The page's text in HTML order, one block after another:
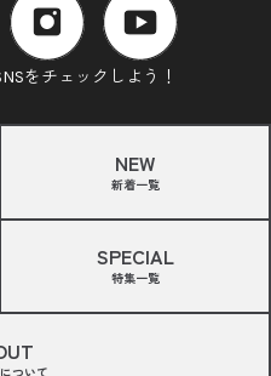
をチェックしよう！
NEW
新着一覧
SPECIAL
特集一覧
ついて